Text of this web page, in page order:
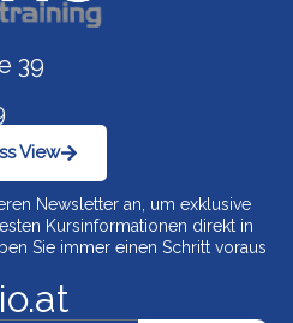
39
View
Newsletter an, um exklusive
Kursinformationen direkt in
Sie immer einen Schritt voraus